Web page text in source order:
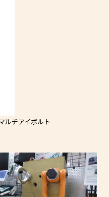
ルチアイボルト